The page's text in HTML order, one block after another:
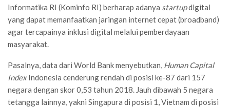
Informatika RI (Kominfo RI) berharap adanya startupdigital
yang dapat memanfaatkan jaringan internet cepat (broadband)
agar tercapainya inklusi digital melalui pemberdayaan
masyarakat.
Pasalnya, data dari World Bank menyebutkan, Human Capital
IndexIndonesia cenderung rendah di posisi ke-87 dari 157
negara dengan skor 0,53 tahun 2018. Jauh dibawah 5 negara
tetangga lainnya, yakni Singapura di posisi 1, Vietnam di posisi